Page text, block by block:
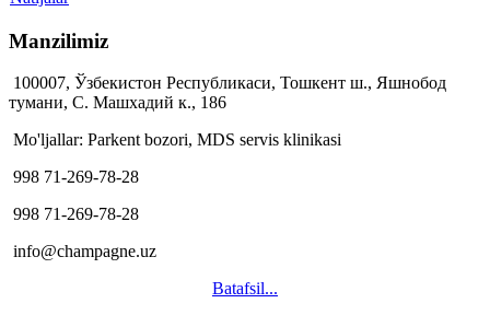
Manzilimiz
100007, Ўзбекистон Республикаси, Тошкент ш., Яшнобод
тумани, С. Машхадий к., 186
Mo'ljallar: Parkent bozori, MDS servis klinikasi
998 71-269-78-28
998 71-269-78-28
info@champagne.uz
Batafsil...